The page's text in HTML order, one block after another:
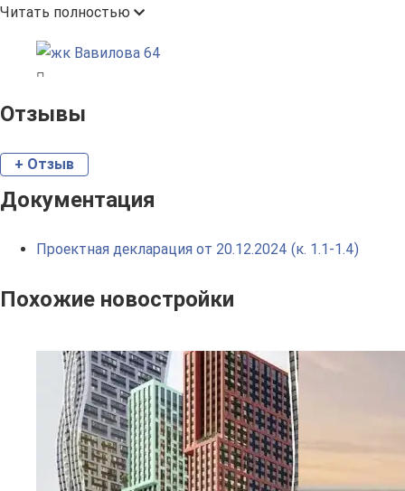
Читать полностью
Отзывы
+ Отзыв
Документация
Проектная декларация от 20.12.2024 (к. 1.1-1.4)
Похожие новостройки